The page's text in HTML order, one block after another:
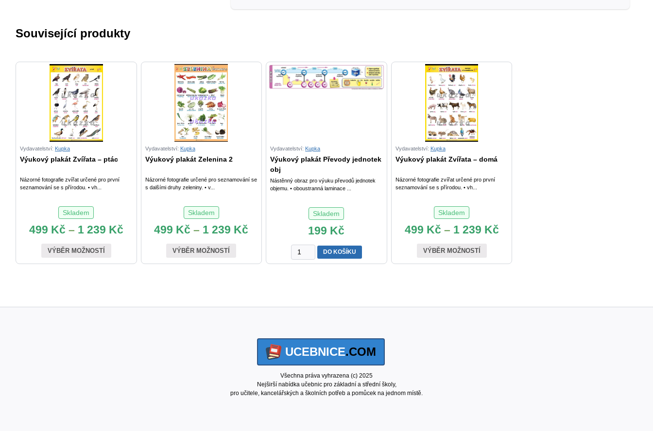
Související produkty
Vydavatelství: Kupka
Výukový plakát Zvířata – ptác
Názorné fotografie zvířat určené pro první
seznamování se s přírodou. • vh...
Skladem
499 Kč – 1 239 Kč
VÝBĚR MOŽNOSTÍ
Vydavatelství: Kupka
Výukový plakát Zelenina 2
Názorné fotografie určené pro seznamování se
s dalšími druhy zeleniny. • v...
Skladem
499 Kč – 1 239 Kč
VÝBĚR MOŽNOSTÍ
Vydavatelství: Kupka
Výukový plakát Převody jednotek
obj
Nástěnný obraz pro výuku převodů jednotek
objemu. • oboustranná laminace ...
Skladem
199 Kč
Výukový
plakát
DO KOŠÍKU
Vydavatelství: Kupka
Výukový plakát Zvířata – domá
Názorné fotografie zvířat určené pro první
seznamování se s přírodou. • vh...
Skladem
499 Kč – 1 239 Kč
VÝBĚR MOŽNOSTÍ
UCEBNICE.COM
Všechna práva vyhrazena (c) 2025
Nejširší nabídka učebnic pro základní a střední školy,
pro učitele, kancelářských a školních potřeb a pomůcek na jednom místě.